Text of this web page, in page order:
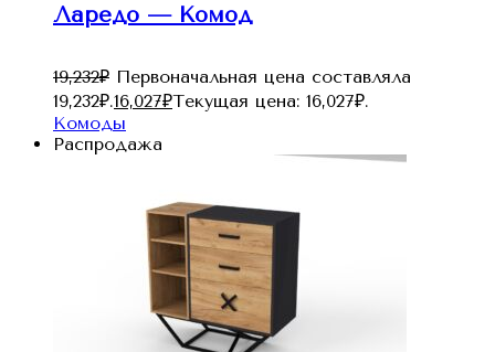
Ларедо — Комод
19,232₽ Первоначальная цена составляла
19,232₽.16,027₽Текущая цена: 16,027₽.
Комоды
Распродажа